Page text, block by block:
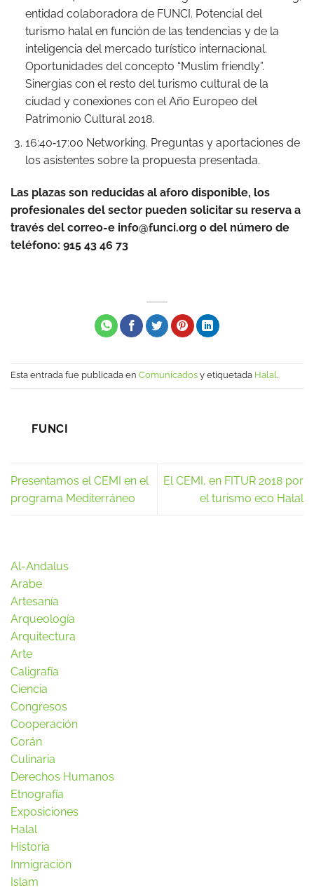
entidad colaboradora de FUNCI. Potencial del
turismo halal en función de las tendencias y de la
inteligencia del mercado turístico internacional.
Oportunidades del concepto “Muslim friendly”.
Sinergias con el resto del turismo cultural de la
ciudad y conexiones con el Año Europeo del
Patrimonio Cultural 2018.
16:40‐17:00 Networking. Preguntas y aportaciones de
los asistentes sobre la propuesta presentada.
Las plazas son reducidas al aforo disponible, los
profesionales del sector pueden solicitar su reserva a
través del correo-e info@funci.org o del número de
teléfono: 915 43 46 73
Esta entrada fue publicada en Comunicados y etiquetada Halal.
FUNCI
Presentamos el CEMI en el
programa Mediterráneo
El CEMI, en FITUR 2018 por
el turismo eco Halal
Al-Andalus
Arabe
Artesanía
Arqueología
Arquitectura
Arte
Caligrafía
Ciencia
Congresos
Cooperación
Corán
Culinaria
Derechos Humanos
Etnografía
Exposiciones
Halal
Historia
Inmigración
Islam